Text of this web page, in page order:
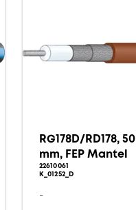
RG178D/RD178,
mm, FEP Mantel
22610061
K_01252_D
-